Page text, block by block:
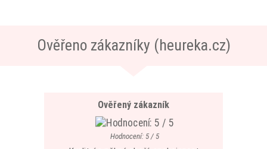
Ověřeno zákazníky (heureka.cz)
Ověřený zákazník
Hodnocení: 5 / 5